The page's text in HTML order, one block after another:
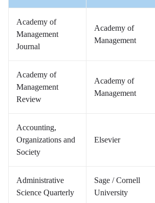
Academy of
Management
Journal
Academy of
Management
Academy of
Management
Review
Academy of
Management
Accounting,
Organizations and
Society
Elsevier
Administrative
Science Quarterly
Sage / Cornell
University